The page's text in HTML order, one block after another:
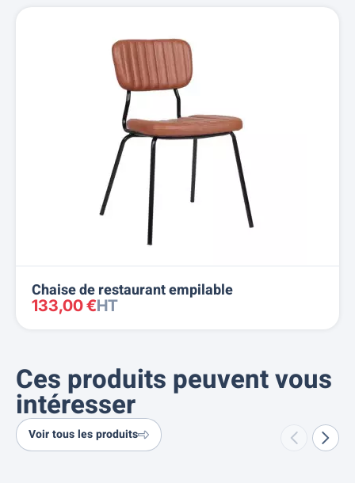
Chaise de restaurant empilable
133,00 €HT
Ces produits peuvent vous
intéresser
Voir tous les produits